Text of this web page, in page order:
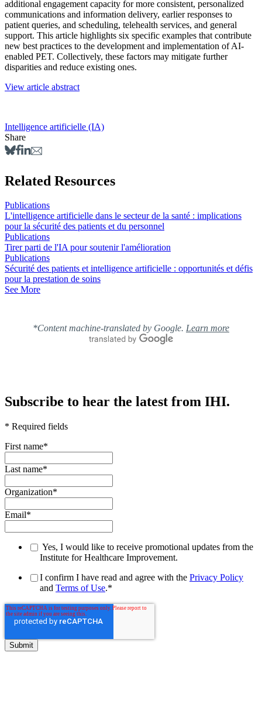
additional engagement capacity for more consistent, personalized
communications and information delivery, earlier responses to
patient queries, and scheduling, telehealth services, and general
support. This article highlights six specific examples that contribute
new best practices to the development and implementation of AI-
enabled PET. Collectively, these factors may mitigate further
disparities and reduce existing ones.
View article abstract
Intelligence artificielle (IA)
Share
Related Resources
Publications
L'intelligence artificielle dans le secteur de la santé : implications
pour la sécurité des patients et du personnel
Publications
Tirer parti de l'IA pour soutenir l'amélioration
Publications
Sécurité des patients et intelligence artificielle : opportunités et défis
pour la prestation de soins
See More
*Content machine-translated by Google. Learn more
Subscribe to hear the latest from IHI.
* Required fields
First name*
Last name*
Organization*
Email*
Yes, I would like to receive promotional updates from the
Institute for Healthcare Improvement.
I confirm I have read and agree with the Privacy Policy
and Terms of Use.*